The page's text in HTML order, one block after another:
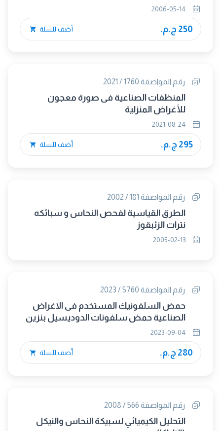
250 ج.م. أضف للسلة
رقم المواصفة 1760 / 2021
المنظفات الصناعية فى صورة معجون
للأغراض المنزلية
295 ج.م. أضف للسلة
رقم المواصفة 181 / 2002
الطرق القياسية لفحص النحاس و سبائكه
نترات الزئبقوز
رقم المواصفة 5760 / 2023
حمض السلفونيك المستخدم فى الاغراض
الصناعية حمض سلفونات الدوديسيل بنزين
280 ج.م. أضف للسلة
رقم المواصفة 566 / 2008
التحليل الكيميائي لسبيكة النحاس والنيكل